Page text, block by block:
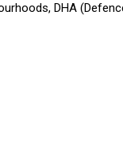
DHA